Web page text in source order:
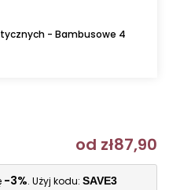
- Bambusowe 4
od zł87,90
-3%. Użyj kodu: SAVE3